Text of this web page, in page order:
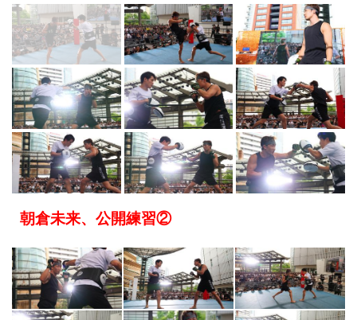
朝倉未来、公開練習②